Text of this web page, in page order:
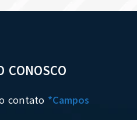
CONOSCO
contato *Campos